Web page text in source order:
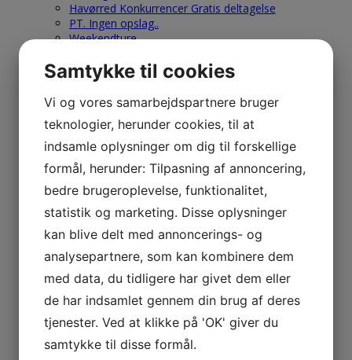
Havørred Konkurrencer Gratis deltagelse
PT. Ingen opslag..
Weekendture
Tur Referater
Nyt Tur Referat
Medlems Rapporter
Ny Medlems Rapport
Nakskov Torskefestival-Ref.-Galleri
2020 – 2021
2018
2017
2015
2014
2012
2011
2010
2009
2008
2007
2006
Samtykke til cookies
Vi og vores samarbejdspartnere bruger
teknologier, herunder cookies, til at
indsamle oplysninger om dig til forskellige
formål, herunder: Tilpasning af annoncering,
bedre brugeroplevelse, funktionalitet,
statistik og marketing. Disse oplysninger
kan blive delt med annoncerings- og
analysepartnere, som kan kombinere dem
med data, du tidligere har givet dem eller
de har indsamlet gennem din brug af deres
tjenester. Ved at klikke på 'OK' giver du
samtykke til disse formål.